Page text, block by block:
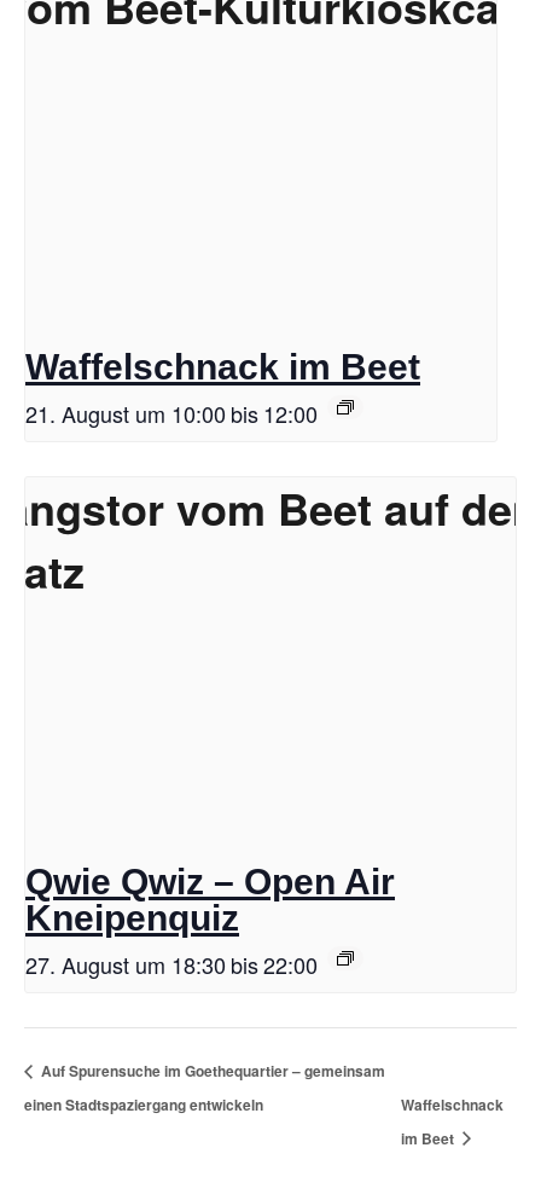
Waffelschnack im Beet
21. August um 10:00 bis12:00
Qwie Qwiz – Open Air
Kneipenquiz
27. August um 18:30 bis22:00
Auf Spurensuche im Goethequartier – gemeinsam
einen Stadtspaziergang entwickeln
Waffelschnack
im Beet